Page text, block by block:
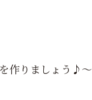
作りましょう♪～